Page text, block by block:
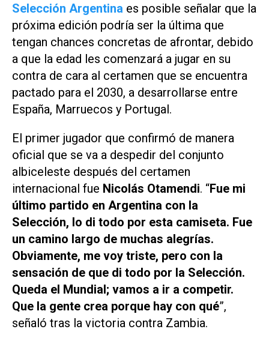
Selección Argentina es posible señalar que la
próxima edición podría ser la última que
tengan chances concretas de afrontar, debido
a que la edad les comenzará a jugar en su
contra de cara al certamen que se encuentra
pactado para el 2030, a desarrollarse entre
España, Marruecos y Portugal.
El primer jugador que confirmó de manera
oficial que se va a despedir del conjunto
albiceleste después del certamen
internacional fue Nicolás Otamendi. “Fue mi
último partido en Argentina con la
Selección, lo di todo por esta camiseta. Fue
un camino largo de muchas alegrías.
Obviamente, me voy triste, pero con la
sensación de que di todo por la Selección.
Queda el Mundial; vamos a ir a competir.
Que la gente crea porque hay con qué”,
señaló tras la victoria contra Zambia.